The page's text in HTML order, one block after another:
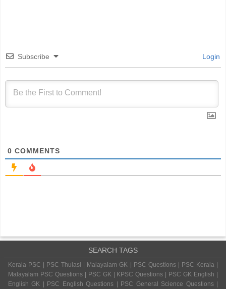
Subscribe Login
0 COMMENTS
SEARCH TAGS
Kerala PSC | PSC Thulasi | Malayalam GK | PSC Questions | PSC Kerala |
Malayalam PSC Questions | PSC GK | KPSC Questions | PSC GK English |
English GK | PSC English Questions | PSC General Science Questions |